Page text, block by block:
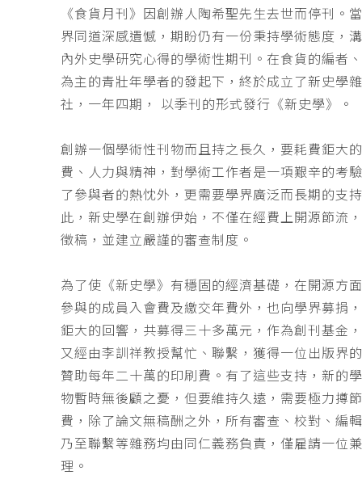
《食貨月刊》因創辦人陶希聖先生去世而停刊。
界同道深感遺憾，期盼仍有一份秉持學術態度，
內外史學研究心得的學術性期刊。在食貨的編者
為主的青壯年學者的發起下，終於成立了新史學
社，一年四期， 以季刊的形式發行《新史學》。
創辦一個學術性刊物而且持之長久，要耗費鉅大
費、人力與精神，對學術工作者是一項艱辛的考
了參與者的熱忱外，更需要學界廣泛而長期的支
此，新史學在創辦伊始，不僅在經費上開源節流
徵稿，並建立嚴謹的審查制度。
為了使《新史學》有穩固的經濟基礎，在開源方
參與的成員入會費及繳交年費外，也向學界募捐
鉅大的回響，共募得三十多萬元，作為創刊基金
又經由李訓祥教授幫忙、聯繫，獲得一位出版界
贊助每年二十萬的印刷費。有了這些支持，新的
物暫時無後顧之憂，但要維持久遠，需要極力撙
費，除了論文無稿酬之外，所有審查、校對、編
乃至聯繫等雜務均由同仁義務負責，僅雇請一位
理。